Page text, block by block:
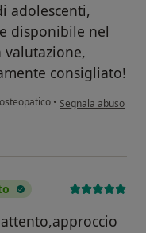
adolescenti,
disponibile nel
valutazione,
consigliato!
• secondo
Segnala abuso